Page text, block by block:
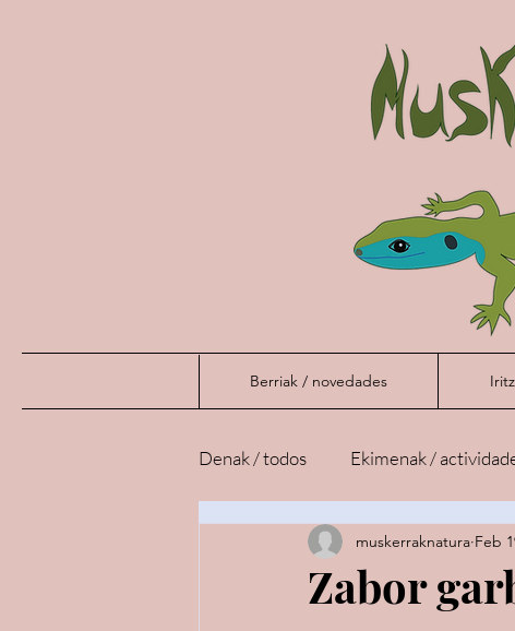
Berriak / novedades
Denak / todos Ekimenak /
Espezie fitxak / fichas de especies
Zabor
muskerraknatura Feb